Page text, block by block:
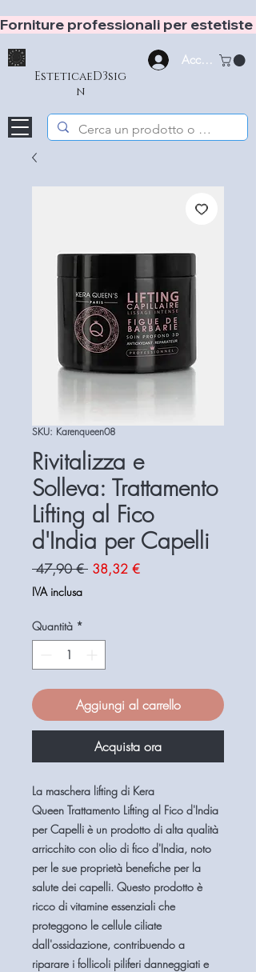
Forniture professionali per
EsteticaeD3sig
n
Accedi
SKU: Karenqueen08
Rivitalizza e
Solleva: Trattamento
Lifting al Fico
d'India per Capelli
47,90 € Prezzo
38,32 €Prezzo
IVA inclusa
Quantità *
Aggiungi al carrello
Acquista ora
La maschera lifting di Kera
Queen Trattamento Lifting al Fico d'India
per Capelli è un prodotto di alta qualità
arricchito con olio di fico d'India, noto
per le sue proprietà benefiche per la
salute dei capelli. Questo prodotto è
ricco di vitamine essenziali che
proteggono le cellule ciliate
dall'ossidazione, contribuendo a
riparare i follicoli piliferi danneggiati e